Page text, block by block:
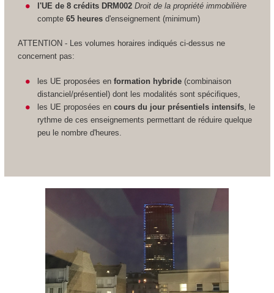
l'UE de 8 crédits DRM002 Droit de la propriété immobilière
compte65 heuresd'enseignement (minimum)
ATTENTION - Les volumes horaires indiqués ci-dessus ne
concernent pas:
les UE proposées enformation hybride (combinaison
distanciel/présentiel) dont les modalités sont spécifiques,
les UE proposées encours du jour présentiels intensifs , le
rythme de ces enseignements permettant de réduire quelque
peu le nombre d'heures.